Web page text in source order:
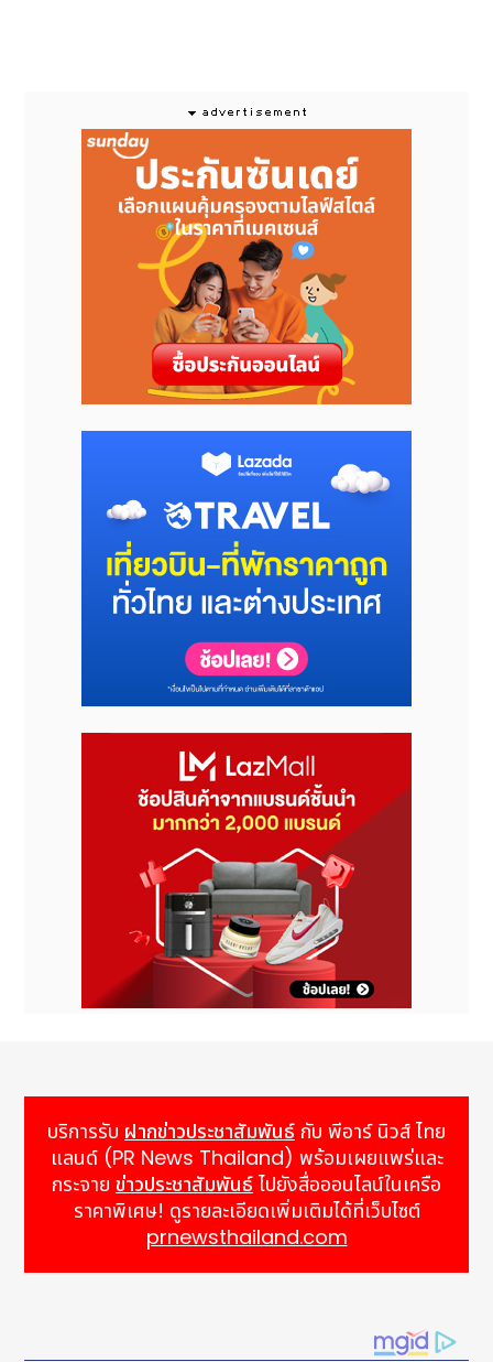
บริการรับ ฝากข่าวประชาสัมพันธ์ กับ พีอาร์ นิวส์ ไทย
แลนด์ (PR News Thailand) พร้อมเผยแพร่และ
กระจาย ข่าวประชาสัมพันธ์ ไปยังสื่อออนไลน์ในเครือ
ราคาพิเศษ! ดูรายละเอียดเพิ่มเติมได้ที่เว็บไซต์
prnewsthailand.com